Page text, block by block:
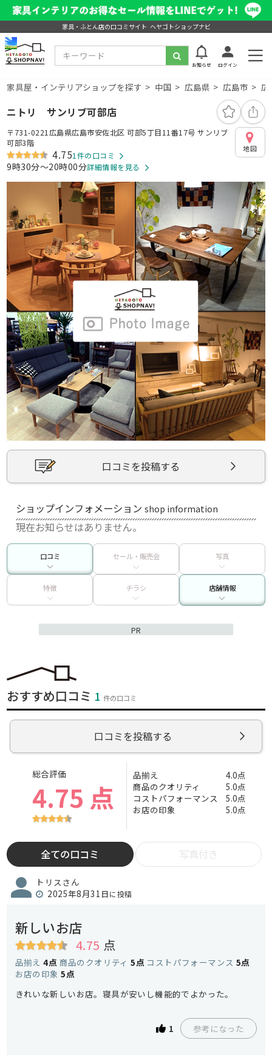
家具・ふとん店の口コミサイト ヘヤゴトショップナビ
お知らせ ログイン
家具屋・インテリアショップを探す 中国 広島県 広島市 広
ニトリ サンリブ可部店
〒731-0221広島県広島市安佐北区 可部5丁目11番17号 サンリブ
可部3階
4.751件の口コミ
9時30分～20時00分詳細情報を見る
地図
口コミを投稿する
ショップインフォメーションshop information
現在お知らせはありません。
口コミ セール・販売会 写真
特徴 チラシ 店舗情報
PR
おすすめ口コミ 1件の口コミ
口コミを投稿する
総合評価
4.75 点
品揃え
4.0点
商品のクオリティ
5.0点
コストパフォーマンス
5.0点
お店の印象
5.0点
全ての口コミ 写真付き
トリスさん
2025年8月31日に投稿
新しいお店
4.75 点
品揃え 4点 商品のクオリティ 5点 コストパフォーマンス 5点
お店の印象 5点
きれいな新しいお店。寝具が安いし機能的でよかった。
1 参考になった